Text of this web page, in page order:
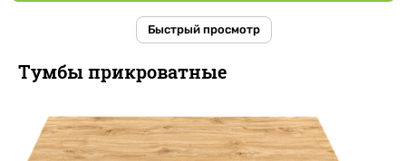
Быстрый просмотр
Тумбы прикроватные